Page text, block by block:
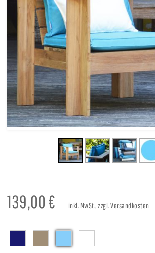
139,00€ inkl. MwSt., zzgl.Versandkosten